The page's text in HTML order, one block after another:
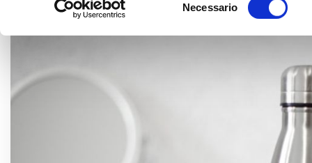
e
Necessario